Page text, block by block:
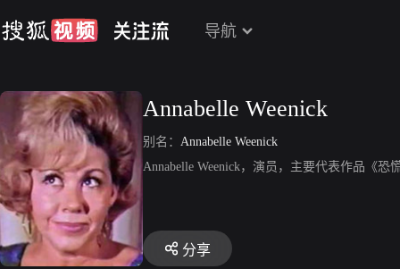
导航
Annabelle Weenick
别名： Annabelle Weenick
Annabelle Weenick，演员，主要代表作品《恐
分享